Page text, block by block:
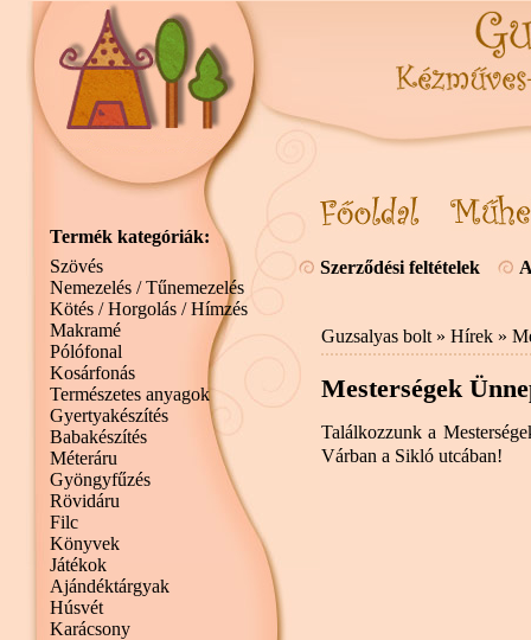
Szerződési feltételek
Guzsalyas bolt » Hírek »
Mesterségek
Találkozzunk a
Várban a Sikló utcában!
Termék kategóriák:
Szövés
Nemezelés / Tűnemezelés
Kötés / Horgolás / Hímzés
Makramé
Pólófonal
Kosárfonás
Természetes anyagok
Gyertyakészítés
Babakészítés
Méteráru
Gyöngyfűzés
Rövidáru
Filc
Könyvek
Játékok
Ajándéktárgyak
Húsvét
Karácsony